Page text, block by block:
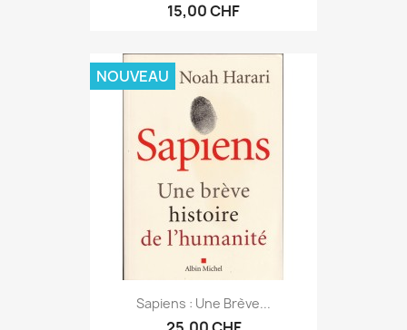
15,00 CHF
Sapiens : Une Brève...
NOUVEAU